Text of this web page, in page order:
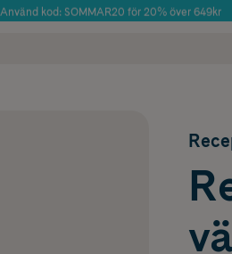
Använd kod: SOMMAR20 för 20% över 649kr